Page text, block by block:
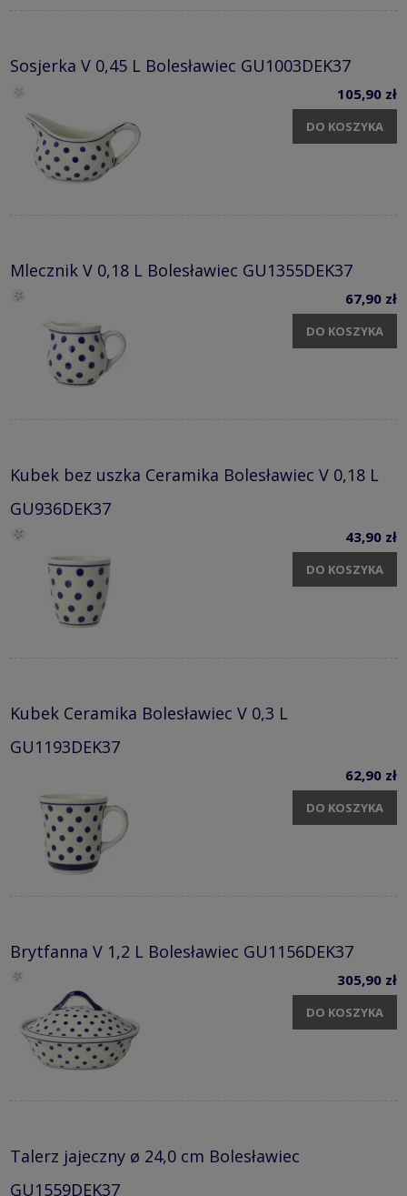
Sosjerka V 0,45 L Bolesławiec GU1003DEK37
105,90 zł
DO KOSZYKA
Mlecznik V 0,18 L Bolesławiec GU1355DEK37
67,90 zł
DO KOSZYKA
Kubek bez uszka Ceramika Bolesławiec V 0,18 L
GU936DEK37
43,90 zł
DO KOSZYKA
Kubek Ceramika Bolesławiec V 0,3 L
GU1193DEK37
62,90 zł
DO KOSZYKA
Brytfanna V 1,2 L Bolesławiec GU1156DEK37
305,90 zł
DO KOSZYKA
Talerz jajeczny ø 24,0 cm Bolesławiec
GU1559DEK37